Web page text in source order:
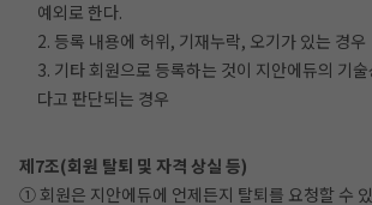
예외로 한다.
2. 등록 내용에 허위, 기재누락, 오기가 있는 경우
3. 기타 회원으로 등록하는 것이 지안에듀의 기
다고 판단되는 경우
제7조(회원 탈퇴 및 자격 상실 등)
① 회원은 지안에듀에 언제든지 탈퇴를 요청할 수